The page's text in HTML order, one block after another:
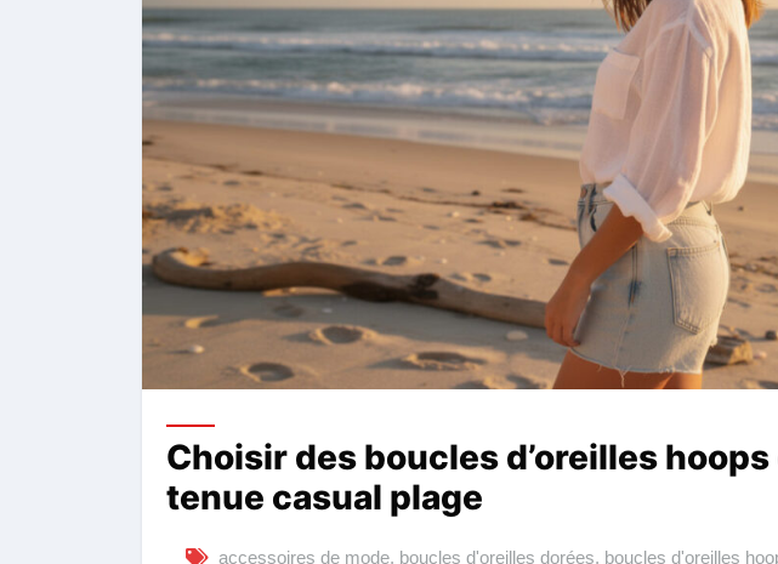
Choisir des boucles d’oreilles
tenue casual plage
accessoires de mode, boucles d'oreilles dorées, boucles d'oreilles